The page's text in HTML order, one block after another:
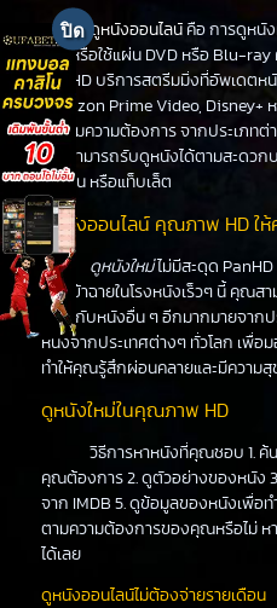
ดูหนังออนไลน์ คือ การดูหนัง
หนังหรือใช้แผ่น DVD หรือ Blu-
PanHD บริการสตรีมมิ่งที่อัพเดตห
Amazon Prime Video, Disney+
ได้ตามความต้องการ จากประเภท
คุณสามารถรับดูหนังได้ตามสะดวก
ร์ทโฟน หรือแท็บเล็ต
ดูหนังออนไลน์ คุณภาพ HD ใ
ดูหนังใหม่ไม่มีสะดุด
ที่จะเข้าฉายในโรงหนังเร็วๆ นี้ คุณ
เดียวกับหนังอื่น ๆ อีกมากมายจาก
หนังจากประเทศต่างๆ ทั่วโลก เพื่
ทำให้คุณรู้สึกผ่อนคลายและมีความ
ดูหนังใหม่ในคุณภาพ HD
วิธีการหาหนังที่คุณชอบ 1. ค้
คุณต้องการ 2. ดูตัวอย่างของหนัง
จาก IMDB 5. ดูข้อมูลของหนังเพื่อท
ตามความต้องการของคุณหรือไม่
ได้เลย
ดูหนังออนไลน์ไม่ต้องจ่ายรายเดือน